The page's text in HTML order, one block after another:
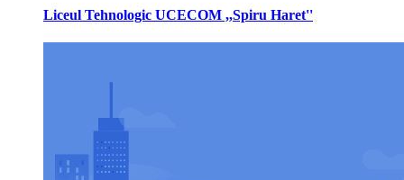
Liceul Tehnologic UCECOM ,,Spiru Haret''